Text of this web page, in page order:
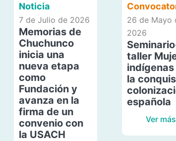
Noticia
7 de Julio de 2026
Memorias de
Chuchunco
inicia una
nueva etapa
como
Fundación y
avanza en la
firma de un
convenio con
la USACH
26 de Mayo
2026
taller
la
española
Ver